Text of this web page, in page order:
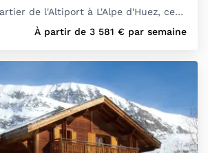
de l'Altiport à L'Alpe d'Huez, ce…
À partir de 3 581 € par semaine